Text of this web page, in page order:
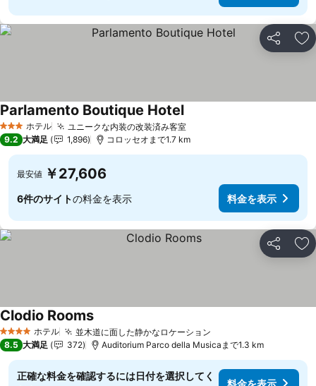
シェア お
3 ホテルのランク
ホテル ユニークな内装の改装済み客室
Parlamento Boutique Hotel
9.2 大満足 1,896 コロッセオまで1.7 km
最安値 ￥27,606
6件のサイトの料金を表示 料金を表示
シェア お
4 ホテルのランク
ホテル 並木道に面した静かなロケーション
Clodio Rooms
8.5 大満足 372 Auditorium Parco della Musicaまで1.3 km
正確な料金を確認するには日付を選択してく
料金を表示